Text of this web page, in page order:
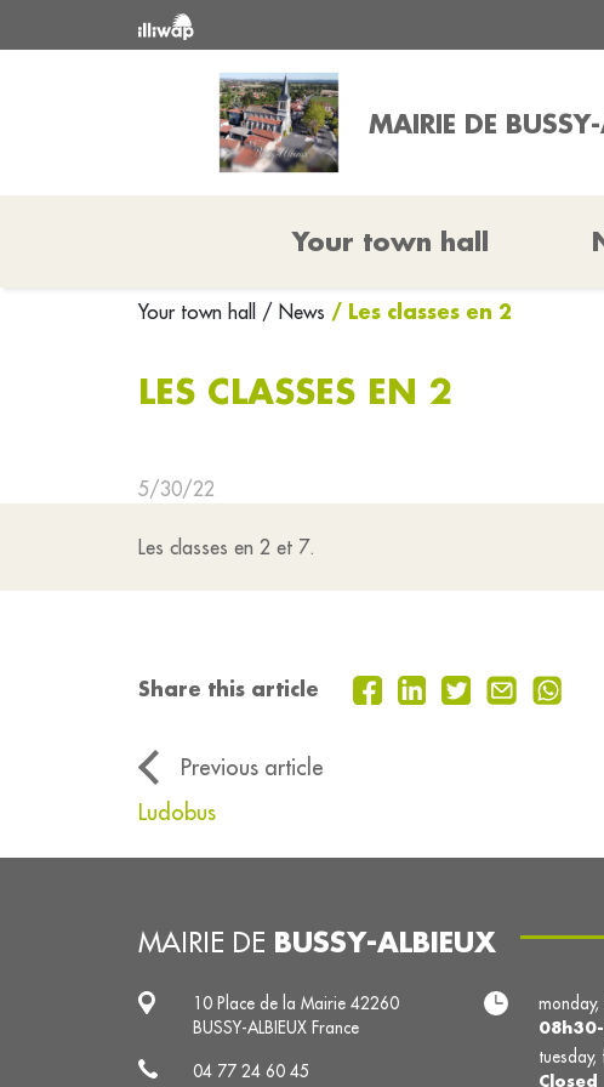
MAIRIE DE
Your town hall
Your town hall / News / Les classes en 2
LES CLASSES EN 2
5/30/22
Les classes en 2 et 7.
Share this article
Previous article
Ludobus
MAIRIE DE BUSSY-ALBIEUX
10 Place de la Mairie 42260
BUSSY-ALBIEUX France
04 77 24 60 45
monday,
tuesday,
Closed